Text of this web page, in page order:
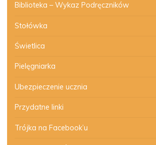
Biblioteka – Wykaz Podręczników
Stołówka
Świetlica
Pielęgniarka
Ubezpieczenie ucznia
Przydatne linki
Trójka na Facebook’u